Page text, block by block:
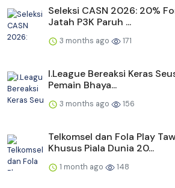
Seleksi CASN 2026: 20%
Jatah P3K Paruh ...
3 months ago 171
I.League Bereaksi Keras
Pemain Bhaya...
3 months ago 156
Telkomsel dan Fola Play
Khusus Piala Dunia 20...
1 month ago 148